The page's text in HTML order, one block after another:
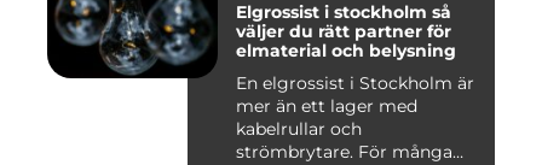
Elgrossist i stockholm så
väljer du rätt partner för
elmaterial och belysning
En elgrossist i Stockholm är
mer än ett lager med
kabelrullar och
strömbrytare. För många